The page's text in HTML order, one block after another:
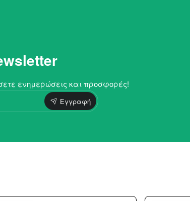
ενημερώσεις και προσφορές!
Εγγραφή